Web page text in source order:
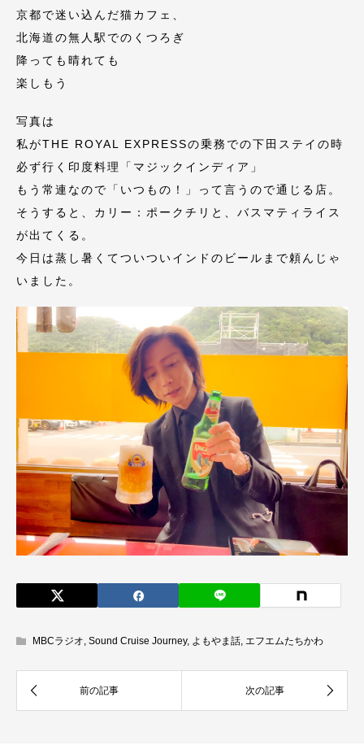
京都で迷い込んだ猫カフェ、
北海道の無人駅でのくつろぎ
降っても晴れても
楽しもう
写真は
私がTHE ROYAL EXPRESSの乗務での下田ステイの時
必ず行く印度料理「マジックインディア」
もう常連なので「いつもの！」って言うので通じる店。
そうすると、カリー：ポークチリと、バスマティライス
が出てくる。
今日は蒸し暑くてついついインドのビールまで頼んじゃ
いました。
MBCラジオ, Sound Cruise Journey, よもやま話, エフエムたちかわ